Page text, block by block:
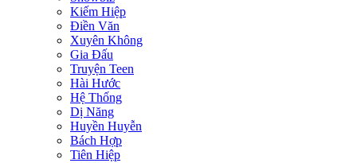
Kiếm Hiệp
Điền Văn
Xuyên Không
Gia Đấu
Truyện Teen
Hài Hước
Hệ Thống
Dị Năng
Huyền Huyễn
Bách Hợp
Tiên Hiệp